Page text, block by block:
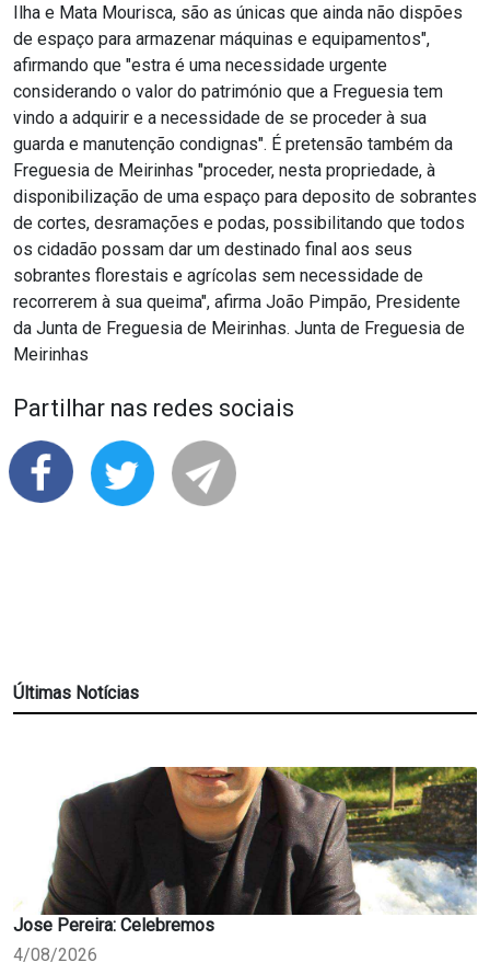
Ilha e Mata Mourisca, são as únicas que ainda não dispões
de espaço para armazenar máquinas e equipamentos",
afirmando que "estra é uma necessidade urgente
considerando o valor do património que a Freguesia tem
vindo a adquirir e a necessidade de se proceder à sua
guarda e manutenção condignas". É pretensão também da
Freguesia de Meirinhas "proceder, nesta propriedade, à
disponibilização de uma espaço para deposito de sobrantes
de cortes, desramações e podas, possibilitando que todos
os cidadão possam dar um destinado final aos seus
sobrantes florestais e agrícolas sem necessidade de
recorrerem à sua queima", afirma João Pimpão, Presidente
da Junta de Freguesia de Meirinhas. Junta de Freguesia de
Meirinhas
Partilhar nas redes sociais
Últimas Notícias
Jose Pereira: Celebremos
4/08/2026